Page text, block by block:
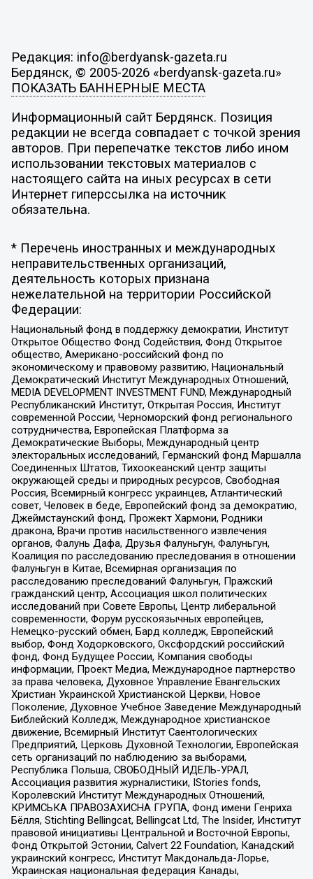
Редакция: info@berdyansk-gazeta.ru
Бердянск, © 2005-2026 «berdyansk-gazeta.ru»
ПОКАЗАТЬ БАННЕРНЫЕ МЕСТА
Информационный сайт Бердянск. Позиция
редакции не всегда совпадает с точкой зрения
авторов. При перепечатке текстов либо ином
использовании текстовых материалов с
настоящего сайта на иных ресурсах в сети
Интернет гиперссылка на источник
обязательна.
* Перечень иностранных и международных
неправительственных организаций,
деятельность которых признана
нежелательной на территории Российской
Федерации:
Национальный фонд в поддержку демократии, Институт
Открытое Общество Фонд Содействия, Фонд Открытое
общество, Американо-российский фонд по
экономическому и правовому развитию, Национальный
Демократический Институт Международных Отношений,
MEDIA DEVELOPMENT INVESTMENT FUND, Международный
Республиканский Институт, Открытая Россия, Институт
современной России, Черноморский фонд регионального
сотрудничества, Европейская Платформа за
Демократические Выборы, Международный центр
электоральных исследований, Германский фонд Маршалла
Соединенных Штатов, Тихоокеанский центр защиты
окружающей среды и природных ресурсов, Свободная
Россия, Всемирный конгресс украинцев, Атлантический
совет, Человек в беде, Европейский фонд за демократию,
Джеймстаунский фонд, Прожект Хармони, Родники
дракона, Врачи против насильственного извлечения
органов, Фалунь Дафа, Друзья Фалуньгун, Фалуньгун,
Коалиция по расследованию преследования в отношении
Фалуньгун в Китае, Всемирная организация по
расследованию преследований Фалуньгун, Пражский
гражданский центр, Ассоциация школ политических
исследований при Совете Европы, Центр либеральной
современности, Форум русскоязычных европейцев,
Немецко-русский обмен, Бард колледж, Европейский
выбор, Фонд Ходорковского, Оксфордский российский
фонд, Фонд Будущее России, Компания свободы
информации, Проект Медиа, Международное партнерство
за права человека, Духовное Управление Евангельских
Христиан Украинской Христианской Церкви, Новое
Поколение, Духовное Учебное Заведение Международный
Библейский Колледж, Международное христианское
движение, Всемирный Институт Саентологических
Предприятий, Церковь Духовной Технологии, Европейская
сеть организаций по наблюдению за выборами,
Республика Польша, СВОБОДНЫЙ ИДЕЛЬ-УРАЛ,
Ассоциация развития журналистики, IStories fonds,
Королевский Институт Международных Отношений,
КРИМСЬКА ПРАВОЗАХИСНА ГРУПА, Фонд имени Генриха
Бёлля, Stichting Bellingcat, Bellingcat Ltd, The Insider, Институт
правовой инициативы Центральной и Восточной Европы,
Фонд Открытой Эстонии, Calvert 22 Foundation, Канадский
украинский конгресс, Институт Макдональда-Лорье,
Украинская национальная федерация Канады,